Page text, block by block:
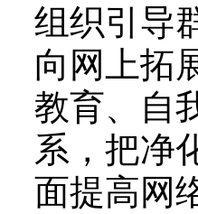
组织引导
向网上拓
教育、自
系，把净
面提高网